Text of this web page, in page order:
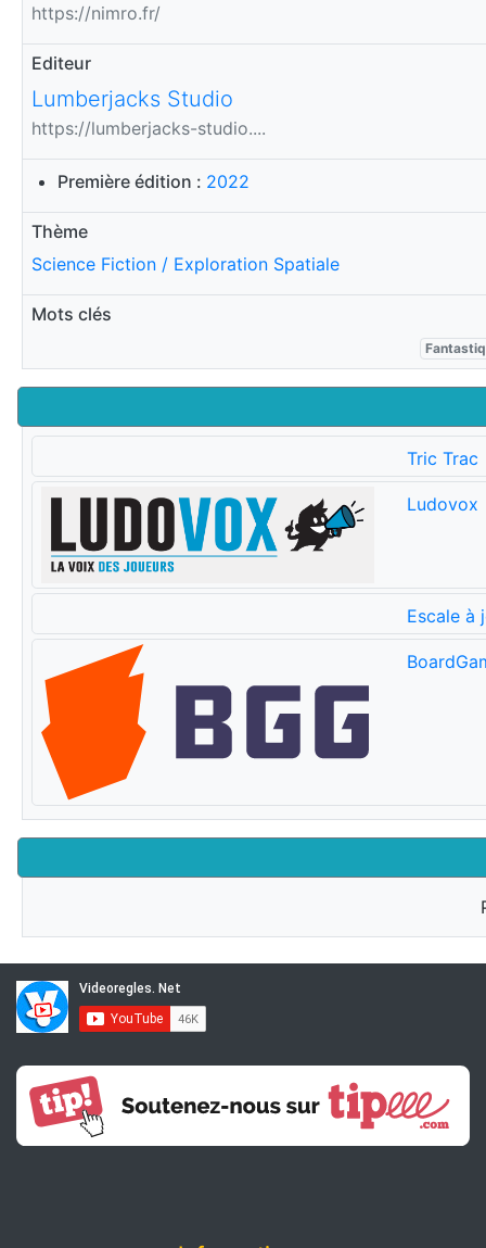
https://nimro.fr/
Editeur
Lumberjacks Studio
https://lumberjacks-studio....
Première édition : 2022
Thème
Science Fiction / Exploration Spatiale
Mots clés
Tric Trac
Ludovox
Escale à